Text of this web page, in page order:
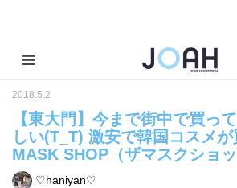
2018.5.2
【東大門】今まで街中で買っ
しい(T_T) 激安で韓国コスメ
MASK SHOP（ザマスクショッ
♡haniyan♡